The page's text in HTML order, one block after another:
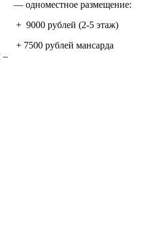
–
— одноместное размещение:
+ 9000 рублей (2-5 этаж)
+ 7500 рублей мансарда